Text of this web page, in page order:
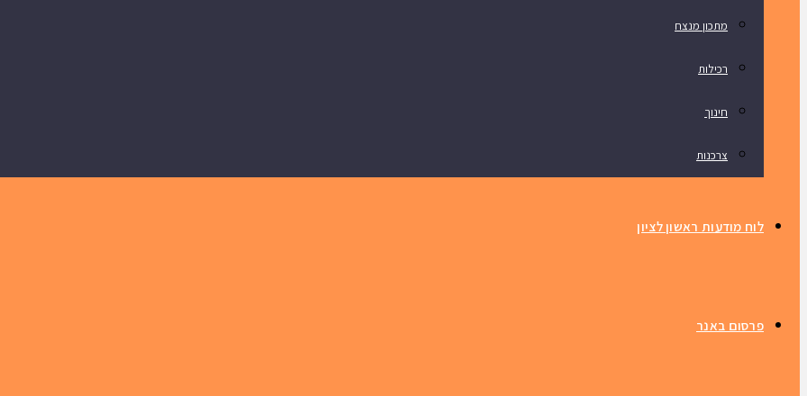
מתכון מנצח
רכילות
חינוך
צרכנות
לוח מודעות ראשון לציון
פרסום באנר